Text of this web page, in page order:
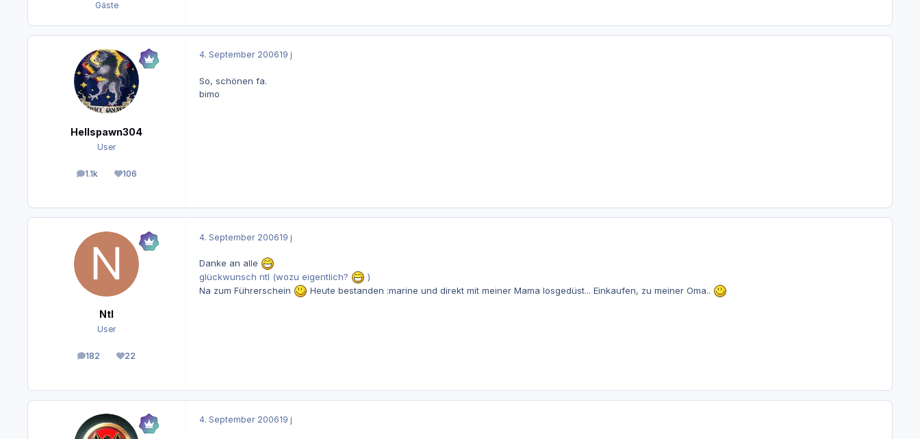
Gäste
Hellspawn304
User
1.1k
Beiträge106
Reputation
4. September 200619 j
So, schönen fa.
bimo
Ntl
User
182
Beiträge 22
Reputation
4. September 200619 j
Danke an alle
glückwunsch ntl (wozu eigentlich?
)
Na zum Führerschein
Heute bestanden :marine und direkt mit meiner Mama losgedüst... Einkaufen, zu meiner Oma..
4. September 200619 j